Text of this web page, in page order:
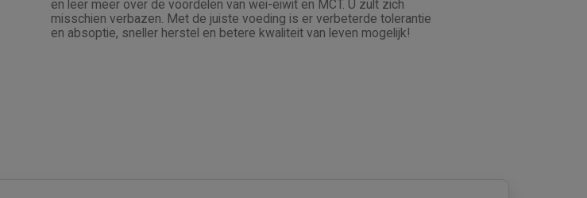
en leer meer over de voordelen van wei-eiwit en MCT. U zult zich
misschien verbazen. Met de juiste voeding is er verbeterde tolerantie
en absoptie, sneller herstel en betere kwaliteit van leven mogelijk!